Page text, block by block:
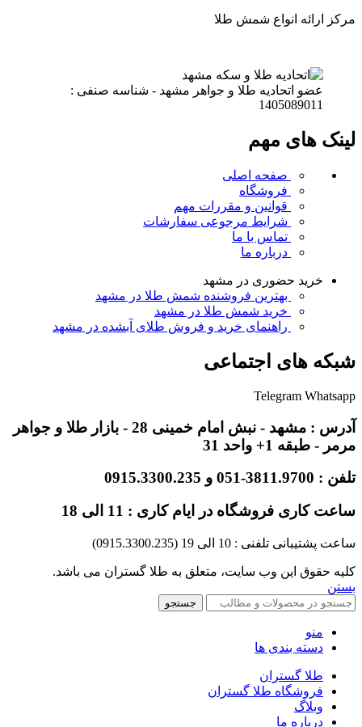
مرکز ارائه انواع شمش طلا
عضو اتحادیه طلا و جواهر مشهد - شناسه صنفی :
1405089011
لینک های مهم
صفحه اصلی
فروشگاه
قوانین و مقررات مهم
شرایط مرجوعی سفارشات
تماس با ما
درباره ما
خرید حضوری در مشهد
بهترین فروشنده شمش طلا در مشهد
خرید شمش طلا در مشهد
راهنمای خرید و فروش طلای آبشده در مشهد
شبکه های اجتماعی
Telegram Whatsapp
آدرس : مشهد - نبش امام خمینی 28 - بازار طلا و جواهر
مرمر - طبقه 1+ واحد 31
تلفن : 3811.9700-051 و 0915.3300.235
ساعت کاری فروشگاه در ایام کاری : 11 الی 18
ساعت پشتیبانی تلفنی : 10 الی 19 (0915.3300.235)
کلیه حقوق این وب سایت، متعلق به طلا گستران می باشد.
بستن
جستجو
منو
دسته بندی ها
طلا گستران
فروشگاه طلا گستران
وبلاگ
درباره ما